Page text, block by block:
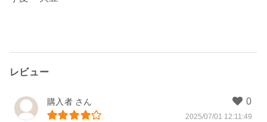
レビュー
購入者
2025/07/01 12:11:49